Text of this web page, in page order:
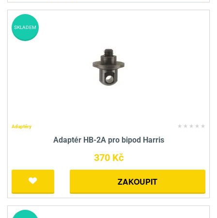
Adaptéry
Adaptér HB-2A pro bipod Harris
370 Kč
ZAKOUPIT
SKLADEM